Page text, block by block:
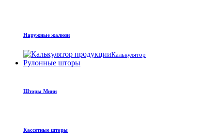
Наружные жалюзи
Калькулятор
Рулонные шторы
Шторы Мини
Кассетные шторы